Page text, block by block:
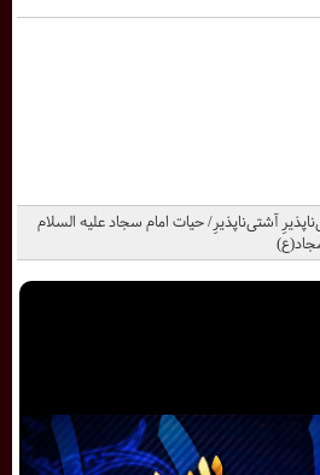
آشتى‌ناپذیرِ/ حيات امام سجاد علیه السلام